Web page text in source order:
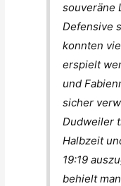
souveräne
Defensive
konnten
erspielt
und
sicher
Dudweiler
Halbzeit
19:19
behielt